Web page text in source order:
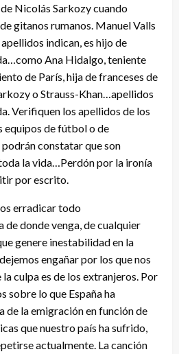
Nicolás Sarkozy cuando
gitanos rumanos. Manuel Valls
indican, es hijo de
Ana Hidalgo, teniente
de París, hija de franceses de
o Strauss-Khan…apellidos
Verifiquen los apellidos de los
equipos de fútbol o de
constatar que son
la vida…Perdón por la ironía
por escrito.
erradicar todo
donde venga, de cualquier
genere inestabilidad en la
engañar por los que nos
culpa es de los extranjeros. Por
sobre lo que España ha
de la emigración en función de
que nuestro país ha sufrido,
actualmente. La canción